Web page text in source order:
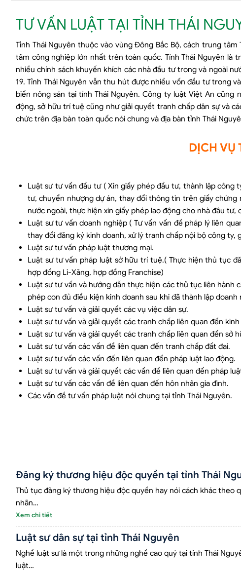
TƯ VẤN LUẬT TẠI TỈNH THÁI
Tỉnh Thái Nguyên thuộc vào vùng Đông Bắc Bộ, cách trung
tâm công nghiệp lớn nhất trên toàn quốc. Tỉnh Thái Nguyên là
nhiều chính sách khuyến khích các nhà đầu tư trong và ngoài
19. Tỉnh Thái Nguyên vẫn thu hút được nhiều vốn đầu tư trong
biến nông sản tại tỉnh Thái Nguyên. Công ty luật Việt An
động, sở hữu trí tuệ cũng như giải quyết tranh chấp dân sự và
chức trên địa bàn toàn quốc nói chung và địa bàn tỉnh Thái
DỊCH VỤ
Luật sư tư vấn đầu tư ( Xin giấy phép đầu tư, thành lập
tư, chuyển nhượng dự án, thay đổi thông tin trên giấy
nước ngoài, thực hiện xin giấy phép lao động cho nhà đâu tư,
Luật sư tư vấn doanh nghiệp ( Tư vấn vấn đề pháp lý liên
thay đổi đăng ký kinh doanh, xử lý tranh chấp nội bộ công
Luật sư tư vấn pháp luật thương mại.
Luật sư tư vấn pháp luật sở hữu trí tuệ.( Thực hiện thủ tục
hợp đồng Li-Xăng, hợp đồng Franchise)
Luật sư tư vấn và hướng dẫn thực hiện các thủ tục liên hành
phép con đủ điều kiện kinh doanh sau khi đã thành lập doanh
Luật sư tư vấn và giải quyết các vụ việc dân sự.
Luật sư tư vấn và giải quyết các tranh chấp liên quan đến
Luật sư tư vấn và giải quyết các tranh chấp liên quan đến sở
Luât sư tư vấn các vấn đề liên quan đến tranh chấp đất đai.
Luật sư tư vấn các vấn đến liên quan đến pháp luật lao động.
Luật sư tư vấn và giải quyết các vấn đề liên quan đến pháp
Luật sư tư vấn các vấn đề liên quan đến hôn nhân gia đình.
Các vấn đề tư vấn pháp luật nói chung tại tỉnh Thái Nguyên.
Đăng ký thương hiệu độc quyền tại tỉnh Thái
Thủ tục đăng ký thương hiệu độc quyền hay nói cách khác theo
nhãn…
Xem chi tiết
Luật sư dân sự tại tỉnh Thái Nguyên
Nghề luật sư là một trong những nghề cao quý tại tỉnh Thái
luật…